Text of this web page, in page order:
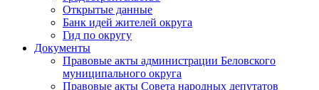
Открытые данные
Банк идей жителей округа
Гид по округу
Документы
Правовые акты администрации Беловского
муниципального округа
Правовые акты Совета народных депутатов